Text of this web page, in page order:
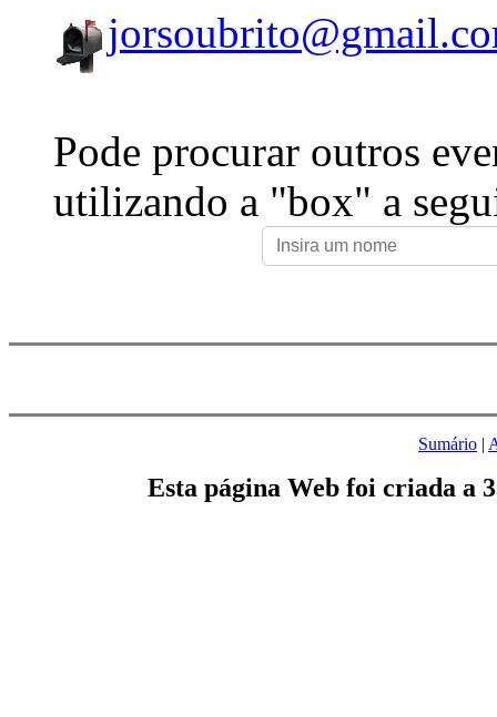
Pode procurar outros
utilizando a "box" a
Sumário |
Esta página Web foi criada a